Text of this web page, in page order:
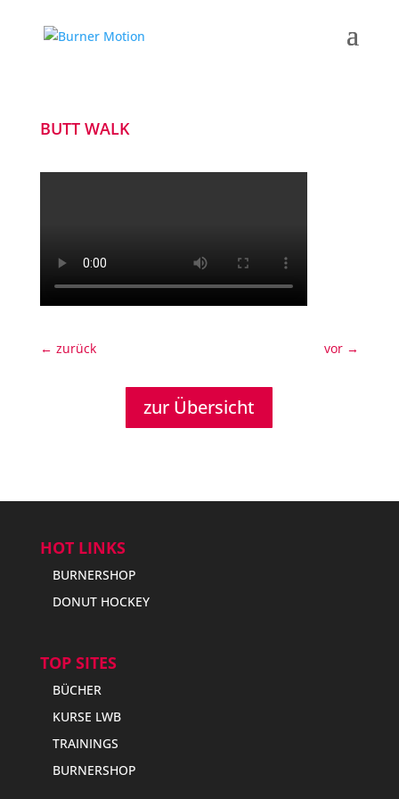
BUTT WALK
← zurück vor →
zur Übersicht
HOT LINKS
BURNERSHOP
DONUT HOCKEY
TOP SITES
BÜCHER
KURSE LWB
TRAININGS
BURNERSHOP